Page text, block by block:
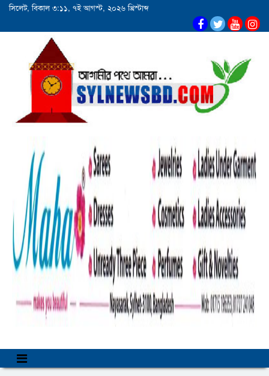
সিলেট, বিকাল ৩:১১, ৭ই আগস্ট, ২০২৬ খ্রিস্টাব্দ